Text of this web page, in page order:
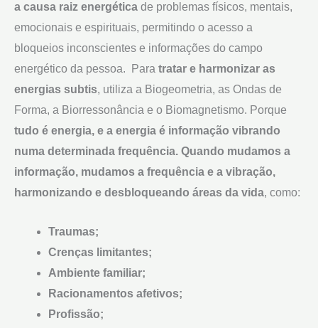
a causa raiz energética de problemas físicos, mentais,
emocionais e espirituais, permitindo o acesso a
bloqueios inconscientes e informações do campo
energético da pessoa. Para tratar e harmonizar as
energias subtis, utiliza a Biogeometria, as Ondas de
Forma, a Biorressonância e o Biomagnetismo. Porque
tudo é energia, e a energia é informação vibrando
numa determinada frequência. Quando mudamos a
informação, mudamos a frequência e a vibração,
harmonizando e desbloqueando áreas da vida, como:
Traumas;
Crenças limitantes;
Ambiente familiar;
Racionamentos afetivos;
Profissão;